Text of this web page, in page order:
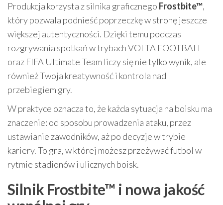
Produkcja korzysta z silnika graficznego Frostbite™,
który pozwala podnieść poprzeczkę w stronę jeszcze
większej autentyczności. Dzięki temu podczas
rozgrywania spotkań w trybach VOLTA FOOTBALL
oraz FIFA Ultimate Team liczy się nie tylko wynik, ale
również Twoja kreatywność i kontrola nad
przebiegiem gry.
W praktyce oznacza to, że każda sytuacja na boisku ma
znaczenie: od sposobu prowadzenia ataku, przez
ustawianie zawodników, aż po decyzje w trybie
kariery. To gra, w której możesz przeżywać futbol w
rytmie stadionów i ulicznych boisk.
Silnik Frostbite™ i nowa jakość